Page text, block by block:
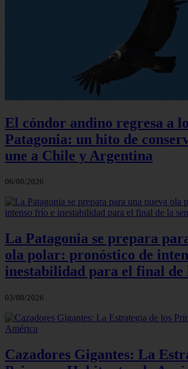
El cóndor andino regresa a
Patagonia: un hito de
une a Chile y Argentina
06/08/2026
La Patagonia se prepara
ola polar: pronóstico de
inestabilidad para el final de
03/08/2026
Cazadores Gigantes: La